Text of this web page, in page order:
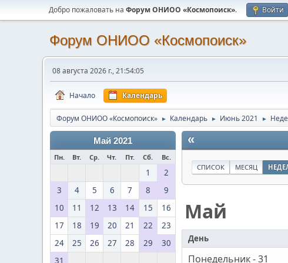
Добро пожаловать на Форум ОНИОО «Космопоиск». Войти
Форум ОНИОО «Космопоиск»
08 августа 2026 г., 21:54:05
Начало Календарь
Форум ОНИОО «Космопоиск» ► Календарь ► Июнь 2021 ►
Май 2021
Пн. Вт. Ср. Чт. Пт. Сб. Вс.
1
2
3
4 5 6 7 8
9
10
11 12 13 14 15
16
17
18 19 20 21 22
23
24
25 26 27 28 29
30
31
«
СПИСОК МЕСЯЦ
Май
День
Понедельник - 31